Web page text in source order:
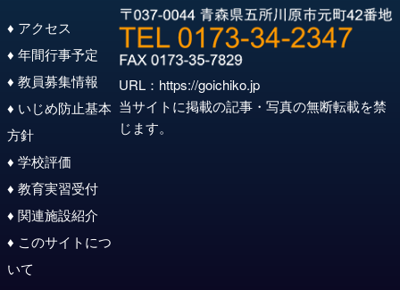
♦ アクセス
♦ 年間行事予定
♦ 教員募集情報
♦ いじめ防止基本
方針
♦ 学校評価
♦ 教育実習受付
♦ 関連施設紹介
♦ このサイトにつ
いて
URL： https://goichiko.jp
当サイトに掲載の記事・写真の無断転載を禁
じます。